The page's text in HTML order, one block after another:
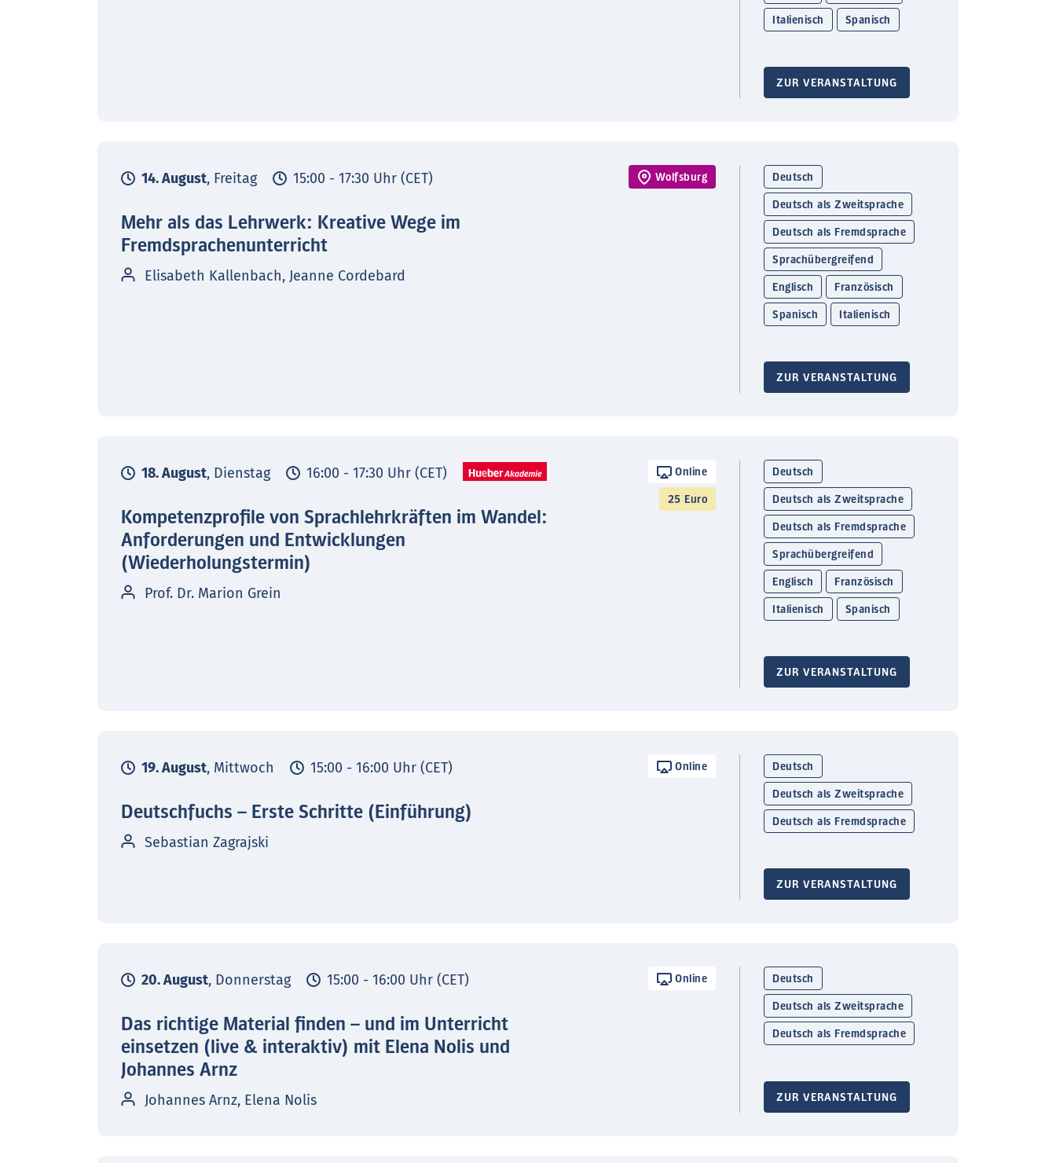
Italienisch Spanisch
ZUR VERANSTALTUNG
14. August, Freitag 15:00 - 17:30 Uhr (CET) Wolfsburg
Mehr als das Lehrwerk: Kreative Wege im
Fremdsprachenunterricht
Elisabeth Kallenbach, Jeanne Cordebard
Deutsch
Deutsch als Zweitsprache
Deutsch als Fremdsprache
Sprachübergreifend
Englisch Französisch
Spanisch Italienisch
ZUR VERANSTALTUNG
18. August, Dienstag 16:00 - 17:30 Uhr (CET) Online
25 Euro
Kompetenzprofile von Sprachlehrkräften im Wandel:
Anforderungen und Entwicklungen
(Wiederholungstermin)
Prof. Dr. Marion Grein
Deutsch
Deutsch als Zweitsprache
Deutsch als Fremdsprache
Sprachübergreifend
Englisch Französisch
Italienisch Spanisch
ZUR VERANSTALTUNG
19. August, Mittwoch 15:00 - 16:00 Uhr (CET) Online
Deutschfuchs – Erste Schritte (Einführung)
Sebastian Zagrajski
Deutsch
Deutsch als Zweitsprache
Deutsch als Fremdsprache
ZUR VERANSTALTUNG
20. August, Donnerstag 15:00 - 16:00 Uhr (CET) Online
Das richtige Material finden – und im Unterricht
einsetzen (live & interaktiv) mit Elena Nolis und
Johannes Arnz
Johannes Arnz, Elena Nolis
Deutsch
Deutsch als Zweitsprache
Deutsch als Fremdsprache
ZUR VERANSTALTUNG